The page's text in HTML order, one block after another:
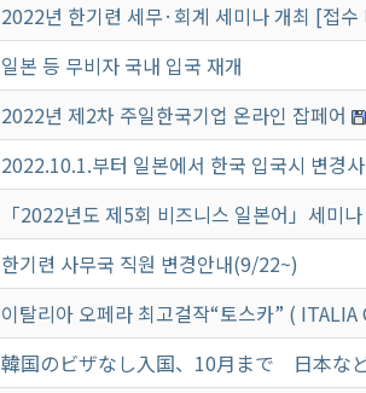
2022년 한기련 세무·회계 세미나 개최 [접수
일본 등 무비자 국내 입국 재개
2022년 제2차 주일한국기업 온라인 잡페어
2022.10.1.부터 일본에서 한국 입국시 변경
「2022년도 제5회 비즈니스 일본어」세미
한기련 사무국 직원 변경안내(9/22~)
이탈리아 오페라 최고걸작“토스카” (
韓国のビザなし入国、10月まで 日本な